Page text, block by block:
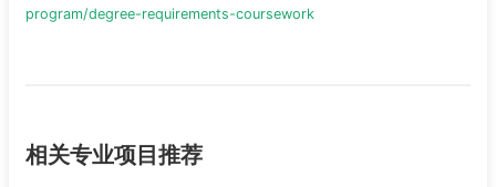
program/degree-requirements-coursework
相关专业项目推荐